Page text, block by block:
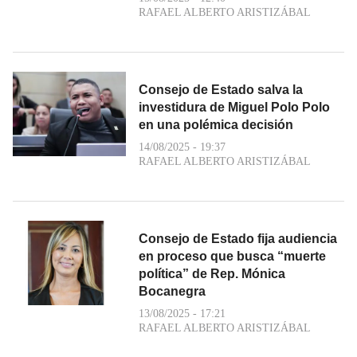
RAFAEL ALBERTO ARISTIZÁBAL
Consejo de Estado salva la
investidura de Miguel Polo Polo
en una polémica decisión
14/08/2025 - 19:37
RAFAEL ALBERTO ARISTIZÁBAL
Consejo de Estado fija audiencia
en proceso que busca “muerte
política” de Rep. Mónica
Bocanegra
13/08/2025 - 17:21
RAFAEL ALBERTO ARISTIZÁBAL